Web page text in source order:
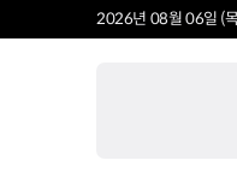
2026년 08월 06일 (